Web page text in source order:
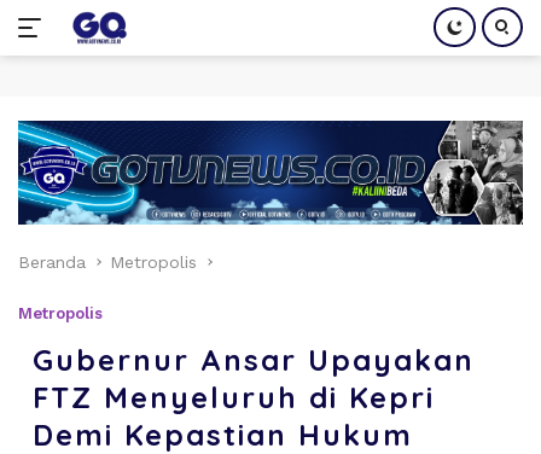
konten
Beranda Metropolis
Metropolis
Gubernur Ansar Upayakan
FTZ Menyeluruh di Kepri
Demi Kepastian Hukum